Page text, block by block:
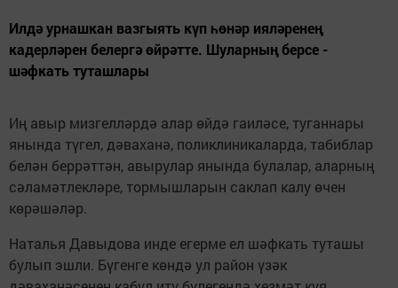
Илдә урнашкан вазгыять күп һөнәр ияләренең
кадерләрен белергә өйрәтте. Шуларның берсе -
шәфкать туташлары
Иң авыр мизгелләрдә алар өйдә гаиләсе, туганнары
янында түгел, дәваханә, поликлиникаларда, табиблар
белән беррәттән, авырулар янында булалар, аларның
сәламәтлекләре, тормышларын саклап калу өчен
көрәшәләр.
Наталья Давыдова инде егерме ел шәфкать туташы
булып эшли. Бүгенге көндә ул район үзәк